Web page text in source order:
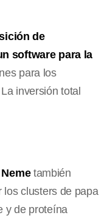
de
software para la
para los
inversión total
también
los clusters de papa
y de proteína